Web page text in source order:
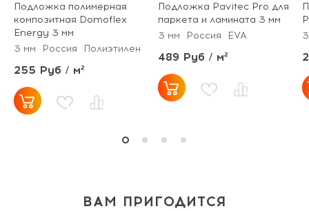
Подложка полимерная
композитная Domoflex
Energy 3 мм
3 мм
Россия Полиэтилен
255 Руб / м²
Подложка Pavitec Pro для
паркета и ламината 3 мм
3 мм
Россия EVA
489 Руб / м²
ВАМ ПРИГОДИТСЯ